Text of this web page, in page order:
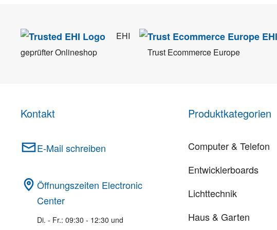
EHI
geprüfter Onlineshop
Trust Ecommerce Europe
Kontakt
E-Mail schreiben
Öffnungszeiten Electronic
Center
Di. - Fr.: 09:30 - 12:30 und
Produktkategorien
Computer & Telefon
Entwicklerboards
Lichttechnik
Haus & Garten